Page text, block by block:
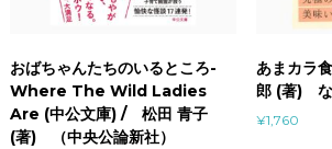
おばちゃんたちのいるところ-
Where The Wild Ladies
Are (中公文庫) / 松田 青子
(著) （中央公論新社）
あまカラ
郎 (著) な
¥1,760